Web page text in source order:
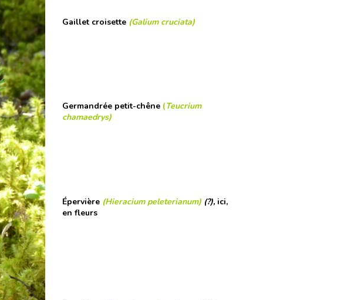
Gaillet croisette (Galium cruciata)
Germandrée petit-chêne(Teucrium
chamaedrys)
Épervière (Hieracium peleterianum) (?), ici,
en fleurs